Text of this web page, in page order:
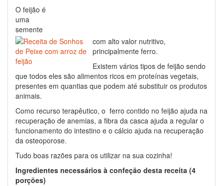
O feijão é
uma
semente
com alto valor nutritivo,
principalmente ferro.
Existem vários tipos de feijão sendo
que todos eles são alimentos ricos em proteínas vegetais,
presentes em quantias que podem até substituir os produtos
animais.
Como recurso terapêutico, o ferro contido no feijão ajuda na
recuperação de anemias, a fibra da casca ajuda a regular o
funcionamento do intestino e o cálcio ajuda na recuperação
da osteoporose.
Tudo boas razões para os utilizar na sua cozinha!
Ingredientes necessários à confeção desta receita (4
porções)